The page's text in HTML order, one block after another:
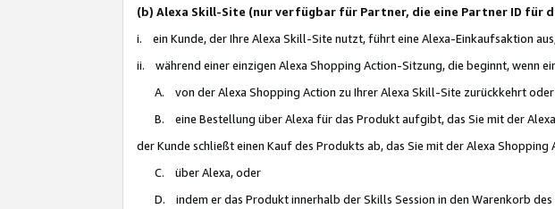
(b) Alexa Skill-Site (nur verfügbar für Partner, die eine Partner ID für
i. ein Kunde, der Ihre Alexa Skill-Site nutzt, führt eine Alexa-Einkaufsaktion
ii. während einer einzigen Alexa Shopping Action-Sitzung, die beginnt, wenn
A. von der Alexa Shopping Action zu Ihrer Alexa Skill-Site zurückkehrt
B. eine Bestellung über Alexa für das Produkt aufgibt, das Sie mit der Alexa
der Kunde schließt einen Kauf des Produkts ab, das Sie mit der Alexa
C. über Alexa, oder
D. indem er das Produkt innerhalb der Skills Session in den Warenkorb